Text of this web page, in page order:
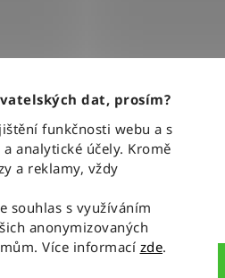
dat, prosím?
funkčnosti webu a s
analytické účely. Kromě
a reklamy, vždy
souhlas s využíváním
anonymizovaných
Více informací zde.